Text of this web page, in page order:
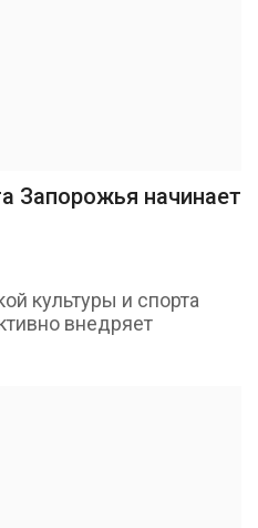
Запорожья начинает
культуры и спорта
внедряет